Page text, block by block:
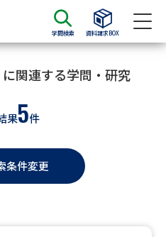
学問検索 資料請求BOX
資料検索
求
学部・学科パンフ
に関連する学問・研究
果5件
条件変更